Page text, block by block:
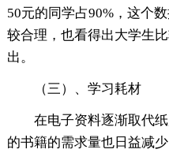
50元的同学占90%，这个
较合理，也看得出大学生
出。
（三）、学习耗材
在电子资料逐渐取代纸
的书籍的需求量也日益减